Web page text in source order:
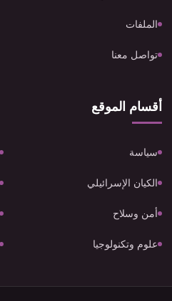
الملفات
تواصل معنا
أقسام الموقع
سياسة
الكيان الإسرائيلي
أمن وسلاح
علوم وتكنولوجيا